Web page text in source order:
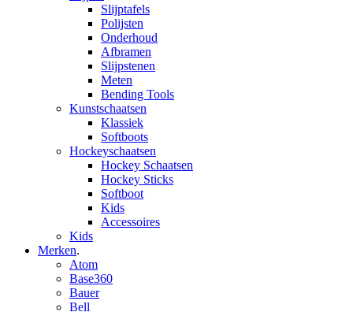
Slijptafels
Polijsten
Onderhoud
Afbramen
Slijpstenen
Meten
Bending Tools
Kunstschaatsen
Klassiek
Softboots
Hockeyschaatsen
Hockey Schaatsen
Hockey Sticks
Softboot
Kids
Accessoires
Kids
Merken.
Atom
Base360
Bauer
Bell